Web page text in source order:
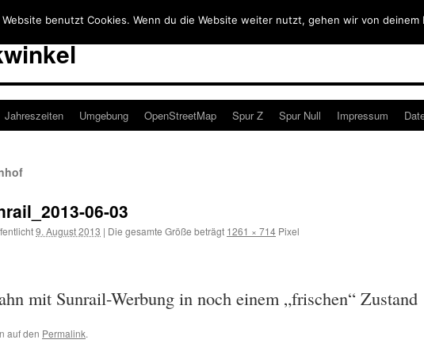
Jahreszeiten Umgebung OpenStreetMap Spur Z Spur Null Impressum
06-03
9. August 2013 | Die gesamte Größe beträgt 1261 × 714 Pixel
mit Sunrail-Werbung in noch einem „frischen“ Zustand
auf den Permalink.
Website benutzt Cookies. Wenn du die Website weiter nutzt, gehen wir von deinem